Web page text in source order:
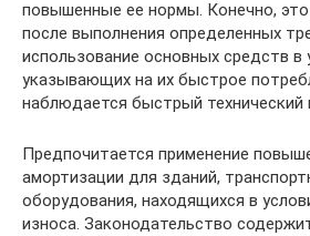
повышенные ее нормы. Конечно,
после выполнения определенных
использование основных средств в
указывающих на их быстрое
наблюдается быстрый технический
Предпочитается применение
амортизации для зданий,
оборудования, находящихся в
износа. Законодательство